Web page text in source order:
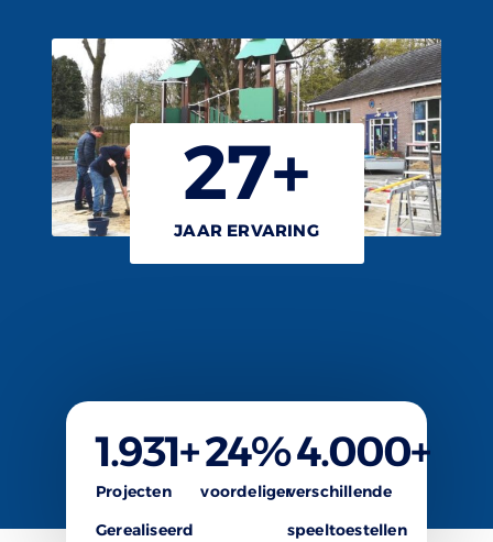
JAAR ERVARING
27+
Projecten
Gerealiseerd
1.931+
voordeliger
24%
verschillende
speeltoestellen
4.000+